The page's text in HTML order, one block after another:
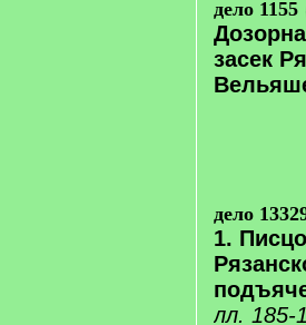
дело 1155
засек
дело
1.
лл. 185-